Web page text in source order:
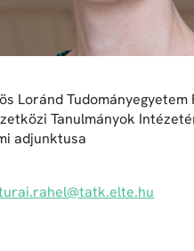
Loránd Tudományegyetem
Tanulmányok
adjunktusa